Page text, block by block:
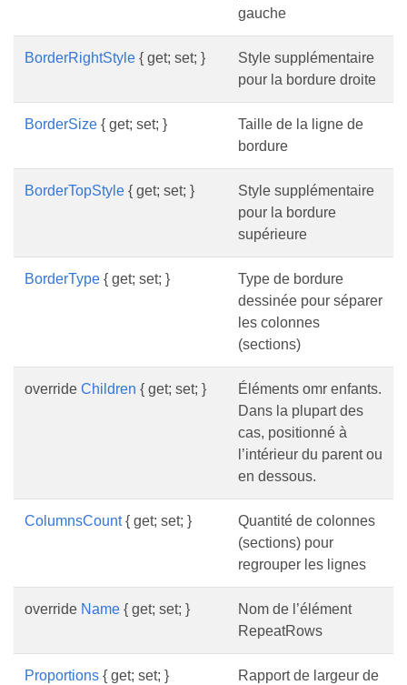
gauche
BorderRightStyle { get; set; }
Style supplémentaire
pour la bordure droite
BorderSize { get; set; }
Taille de la ligne de
bordure
BorderTopStyle { get; set; }
Style supplémentaire
pour la bordure
supérieure
BorderType { get; set; }
Type de bordure
dessinée pour séparer
les colonnes
(sections)
override Children { get; set; }
Éléments omr enfants.
Dans la plupart des
cas, positionné à
l’intérieur du parent ou
en dessous.
ColumnsCount{ get; set; }
Quantité de colonnes
(sections) pour
regrouper les lignes
override Name { get; set; }
Nom de l’élément
RepeatRows
Proportions { get; set; }
Rapport de largeur de